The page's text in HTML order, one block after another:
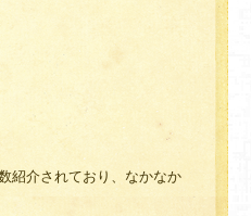
紹介されており、なかなか